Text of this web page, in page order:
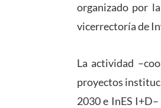
organizado por
vicerrectoría de
La actividad
proyectos
2030 e InES